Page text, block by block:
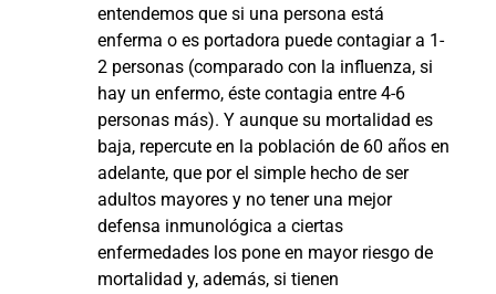
entendemos que si una persona está
enferma o es portadora puede contagiar a 1-
2 personas (comparado con la influenza, si
hay un enfermo, éste contagia entre 4-6
personas más). Y aunque su mortalidad es
baja, repercute en la población de 60 años en
adelante, que por el simple hecho de ser
adultos mayores y no tener una mejor
defensa inmunológica a ciertas
enfermedades los pone en mayor riesgo de
mortalidad y, además, si tienen